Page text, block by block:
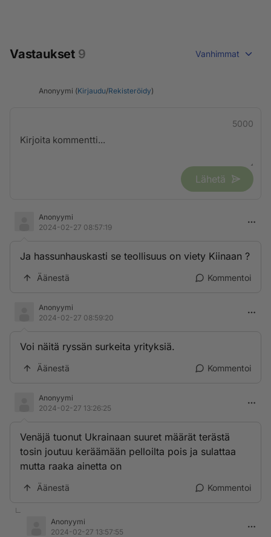
Vastaukset 9 Vanhimmat
Anonyymi (Kirjaudu/Rekisteröidy)
5000
Lähetä
Anonyymi
2024-02-27 08:57:19
Ja hassunhauskasti se teollisuus on viety Kiinaan ?
Äänestä Kommentoi
Anonyymi
2024-02-27 08:59:20
Voi näitä ryssän surkeita yrityksiä.
Äänestä Kommentoi
Anonyymi
2024-02-27 13:26:25
Venäjä tuonut Ukrainaan suuret määrät terästä
tosin joutuu keräämään pelloilta pois ja sulattaa
mutta raaka ainetta on
Äänestä Kommentoi
Anonyymi
2024-02-27 13:57:55